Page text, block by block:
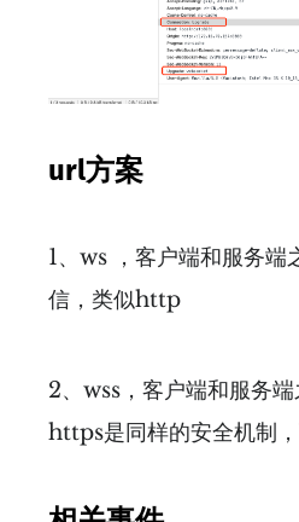
url方案
1、ws ，客户端和服务端
信，类似http
2、wss，客户端和服务
https是同样的安全机制